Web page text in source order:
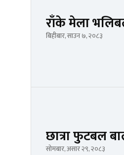
राँके मेला
बिहीबार, साउन ७, २०८३
छात्रा फुटबल
सोमबार, असार २९, २०८३